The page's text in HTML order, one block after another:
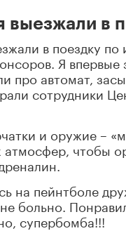
выезжали в
в поездку
Я
про автомат,
сотрудники
и оружие –
атмосфер, чтобы
на пейнтболе
больно.
супербомба!!!